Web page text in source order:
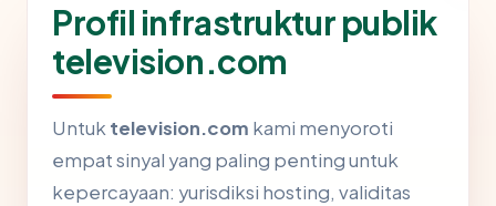
Profil infrastruktur publik
television.com
Untuktelevision.com kami menyoroti
empat sinyal yang paling penting untuk
kepercayaan: yurisdiksi hosting, validitas